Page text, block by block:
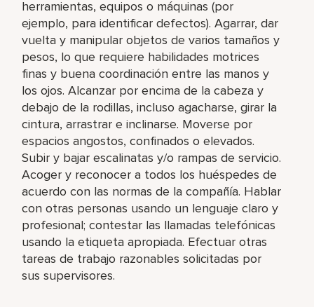
herramientas, equipos o máquinas (por
ejemplo, para identificar defectos). Agarrar, dar
vuelta y manipular objetos de varios tamaños y
pesos, lo que requiere habilidades motrices
finas y buena coordinación entre las manos y
los ojos. Alcanzar por encima de la cabeza y
debajo de la rodillas, incluso agacharse, girar la
cintura, arrastrar e inclinarse. Moverse por
espacios angostos, confinados o elevados.
Subir y bajar escalinatas y/o rampas de servicio.
Acoger y reconocer a todos los huéspedes de
acuerdo con las normas de la compañía. Hablar
con otras personas usando un lenguaje claro y
profesional; contestar las llamadas telefónicas
usando la etiqueta apropiada. Efectuar otras
tareas de trabajo razonables solicitadas por
sus supervisores.